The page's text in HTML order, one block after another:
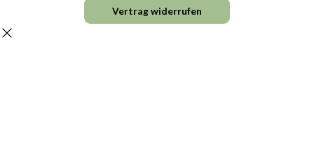
Vertrag widerrufen